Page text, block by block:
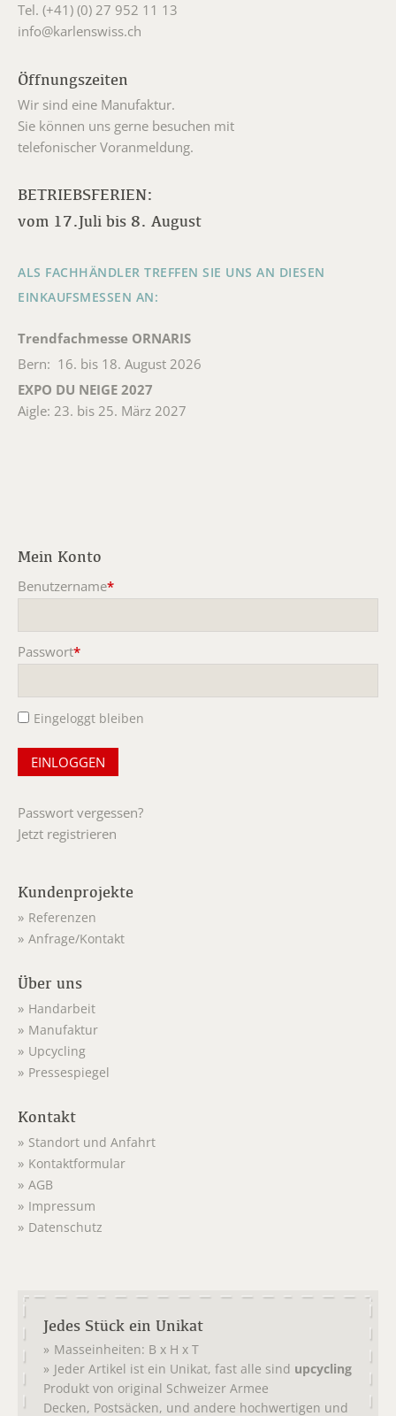
Tel. (+41) (0) 27 952 11 13
info@karlenswiss.ch
Öffnungszeiten
Wir sind eine Manufaktur.
Sie können uns gerne besuchen mit
telefonischer Voranmeldung.
BETRIEBSFERIEN:
vom 17.Juli bis 8. August
ALS FACHHÄNDLER TREFFEN SIE UNS AN DIESEN
EINKAUFSMESSEN AN:
Trendfachmesse ORNARIS
Bern: 16. bis 18. August 2026
EXPO DU NEIGE 2027
Aigle: 23. bis 25. März 2027
Mein Konto
Benutzername*
Passwort*
Eingeloggt bleiben
Passwort vergessen?
Jetzt registrieren
Kundenprojekte
Referenzen
Anfrage/Kontakt
Über uns
Handarbeit
Manufaktur
Upcycling
Pressespiegel
Kontakt
Standort und Anfahrt
Kontaktformular
AGB
Impressum
Datenschutz
Jedes Stück ein Unikat
Masseinheiten: B x H x T
Jeder Artikel ist ein Unikat, fast alle sind upcycling
Produkt von original Schweizer Armee
Decken, Postsäcken, und andere hochwertigen und